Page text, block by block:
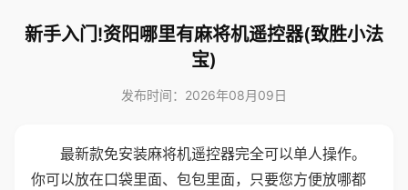
新手入门!资阳哪里有麻将机遥控器(致胜小法
宝)
发布时间：2026年08月09日
最新款免安装麻将机遥控器完全可以单人操作。
你可以放在口袋里面、包包里面，只要您方便放哪都